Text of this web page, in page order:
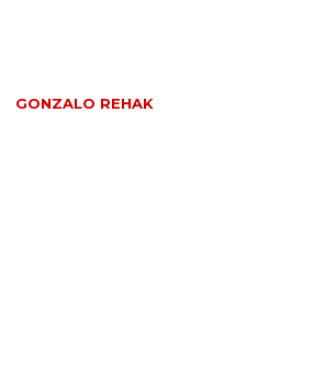
GONZALO REHAK